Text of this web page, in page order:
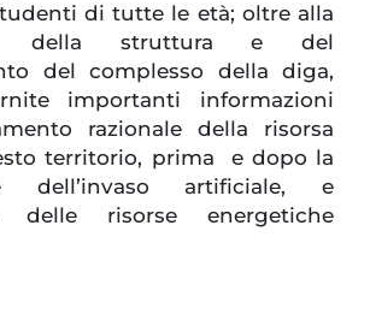
di tutte le età; oltre alla
della struttura e del
del complesso della diga,
importanti informazioni
razionale della risorsa
territorio, prima e dopo la
dell’invaso artificiale, e
delle risorse energetiche